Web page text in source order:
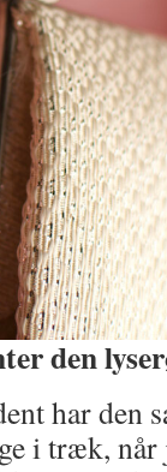
den
har den
i træk, når